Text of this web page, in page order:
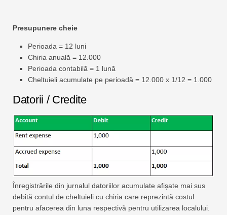
Presupunere cheie
Perioada = 12 luni
Chiria anuală = 12.000
Perioada contabilă = 1 lună
Cheltuieli acumulate pe perioadă = 12.000 x 1/12 = 1.000
Datorii / Credite
Înregistrările din jurnalul datoriilor acumulate afișate mai sus
debită contul de cheltuieli cu chiria care reprezintă costul
pentru afacerea din luna respectivă pentru utilizarea localului.